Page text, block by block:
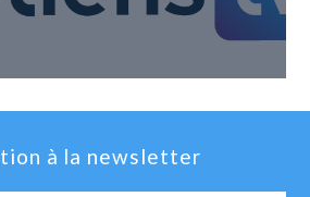
à la newsletter